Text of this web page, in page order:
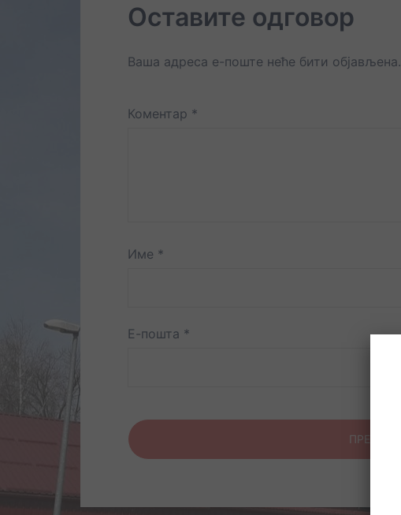
Оставите одговор
Ваша адреса е-поште неће бити објављена.
Коментар *
Име *
Е-пошта *